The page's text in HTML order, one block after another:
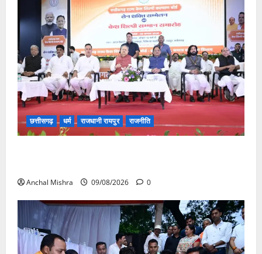
छत्तीसगढ़ धर्म राजधानी रायपुर राजनीति
Anchal Mishra 09/08/2026 0